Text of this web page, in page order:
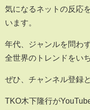
気になるネットの反応
います。
年代、ジャンルを問わ
全世界のトレンドをい
ぜひ、チャンネル登録
TKO木下隆行が